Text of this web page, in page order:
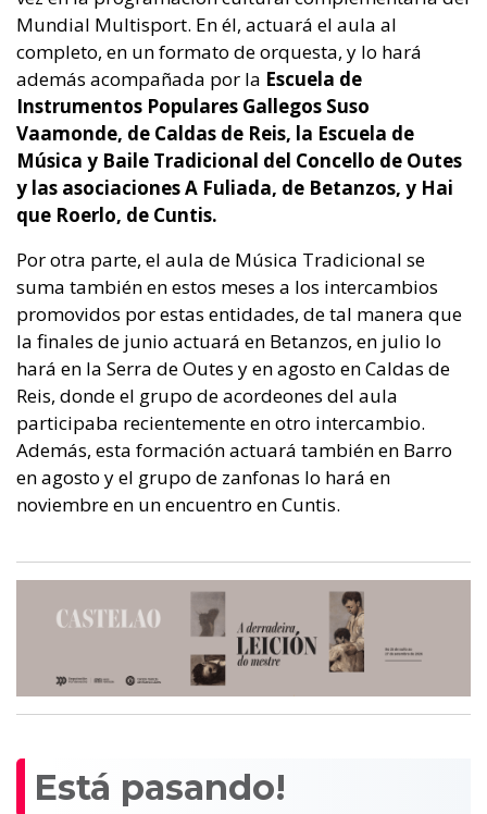
Mundial Multisport. En él, actuará el aula al
completo, en un formato de orquesta, y lo hará
además acompañada por la Escuela de
Instrumentos Populares Gallegos Suso
Vaamonde, de Caldas de Reis, la Escuela de
Música y Baile Tradicional del Concello de Outes
y las asociaciones A Fuliada, de Betanzos, y Hai
que Roerlo, de Cuntis.
Por otra parte, el aula de Música Tradicional se
suma también en estos meses a los intercambios
promovidos por estas entidades, de tal manera que
la finales de junio actuará en Betanzos, en julio lo
hará en la Serra de Outes y en agosto en Caldas de
Reis, donde el grupo de acordeones del aula
participaba recientemente en otro intercambio.
Además, esta formación actuará también en Barro
en agosto y el grupo de zanfonas lo hará en
noviembre en un encuentro en Cuntis.
Está pasando!